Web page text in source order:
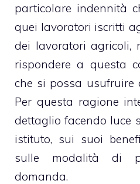
particolare indennità
quei lavoratori iscritti
dei lavoratori agricoli,
rispondere a questa
che si possa usufruire
Per questa ragione
dettaglio facendo luce
istituto, sui suoi
sulle modalità di
domanda.